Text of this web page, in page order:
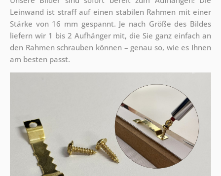
Leinwand ist straff auf einen stabilen Rahmen mit einer
Stärke von 16 mm gespannt. Je nach Größe des Bildes
liefern wir 1 bis 2 Aufhänger mit, die Sie ganz einfach an
den Rahmen schrauben können – genau so, wie es Ihnen
am besten passt.